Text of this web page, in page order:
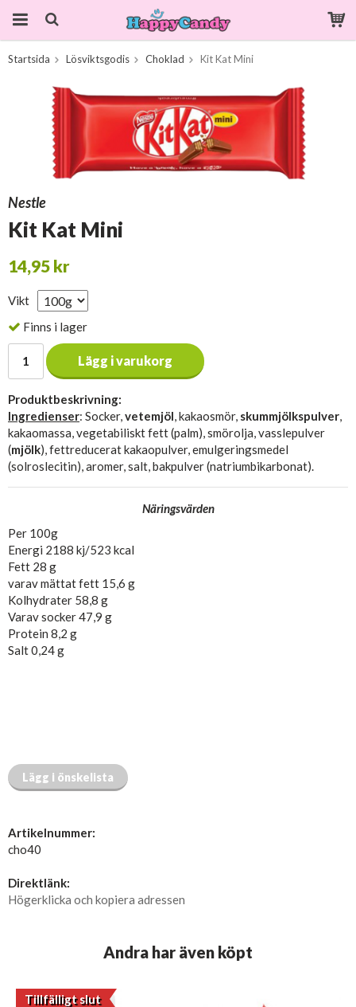
Startsida Lösviktsgodis Choklad Kit Kat Mini
Nestle
Kit Kat Mini
14,95 kr
Vikt
Finns i lager
Lägg i varukorg
Produktbeskrivning:
Ingredienser: Socker,vetemjöl, kakaosmör, skummjölkspulver,
kakaomassa, vegetabiliskt fett (palm), smörolja, vasslepulver
(mjölk), fettreducerat kakaopulver, emulgeringsmedel
(solroslecitin), aromer, salt, bakpulver (natriumbikarbonat).
Näringsvärden
Per 100g
Energi 2188 kj/523 kcal
Fett 28 g
varav mättat fett 15,6 g
Kolhydrater 58,8 g
Varav socker 47,9 g
Protein 8,2 g
Salt 0,24 g
Lägg i önskelista
Artikelnummer:
cho40
Direktlänk:
Högerklicka och kopiera adressen
Andra har även köpt
Tillfälligt slut